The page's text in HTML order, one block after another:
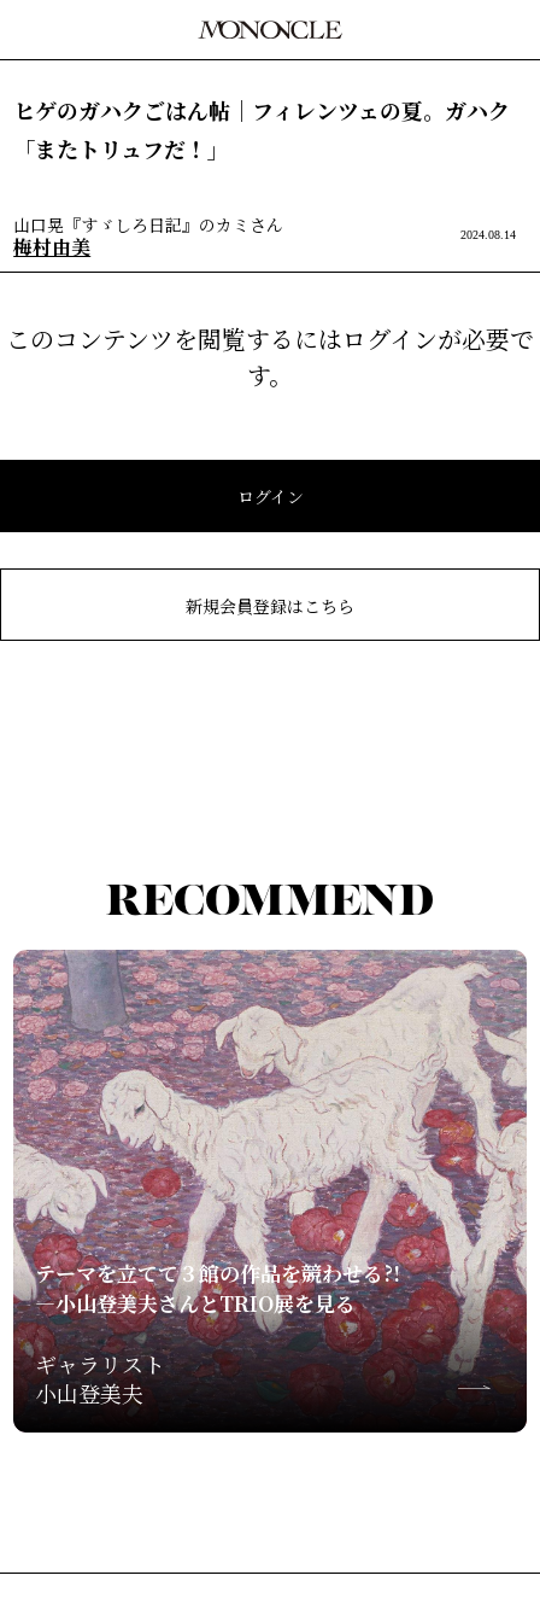
ヒゲのガハクごはん帖｜フィレンツェの夏。ガハク
「またトリュフだ！」
山口晃『すゞしろ日記』のカミさん
梅村由美 2024.08.14
このコンテンツを閲覧するにはログインが必要で
す。
ログイン
新規会員登録はこちら
RECOMMEND
テーマを立てて３館の作品を競わせる?!
—小山登美夫さんとTRIO展を見る
ギャラリスト
小山登美夫